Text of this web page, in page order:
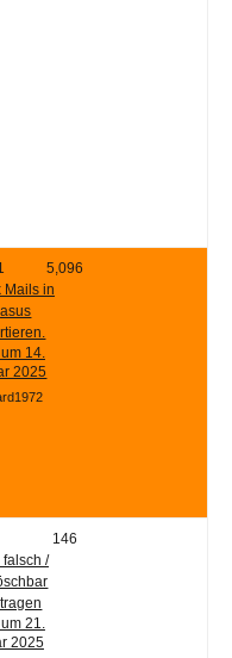
5,096
Mails in
14.
2025
146
/
21.
2025